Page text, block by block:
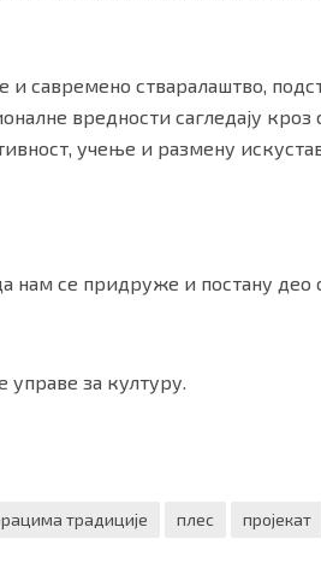
и савремено стваралаштво,
вредности сагледају
учење и размену
нам се придруже и постану део
управе за културу.
традиције плес пројекат